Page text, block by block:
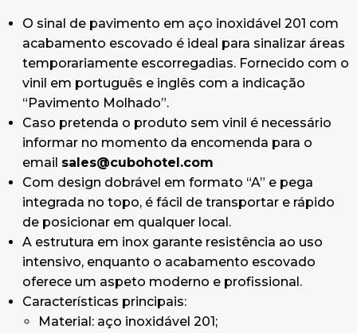
O sinal de pavimento em aço inoxidável 201 com
acabamento escovado é ideal para sinalizar áreas
temporariamente escorregadias. Fornecido com o
vinil em português e inglês com a indicação
“Pavimento Molhado”.
Caso pretenda o produto sem vinil é necessário
informar no momento da encomenda para o
email sales@cubohotel.com
Com design dobrável em formato “A” e pega
integrada no topo, é fácil de transportar e rápido
de posicionar em qualquer local.
A estrutura em inox garante resistência ao uso
intensivo, enquanto o acabamento escovado
oferece um aspeto moderno e profissional.
Características principais:
Material: aço inoxidável 201;